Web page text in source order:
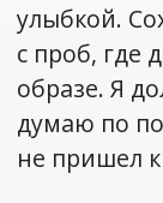
улыбкой.
с проб, где
образе. Я
думаю по
не пришел